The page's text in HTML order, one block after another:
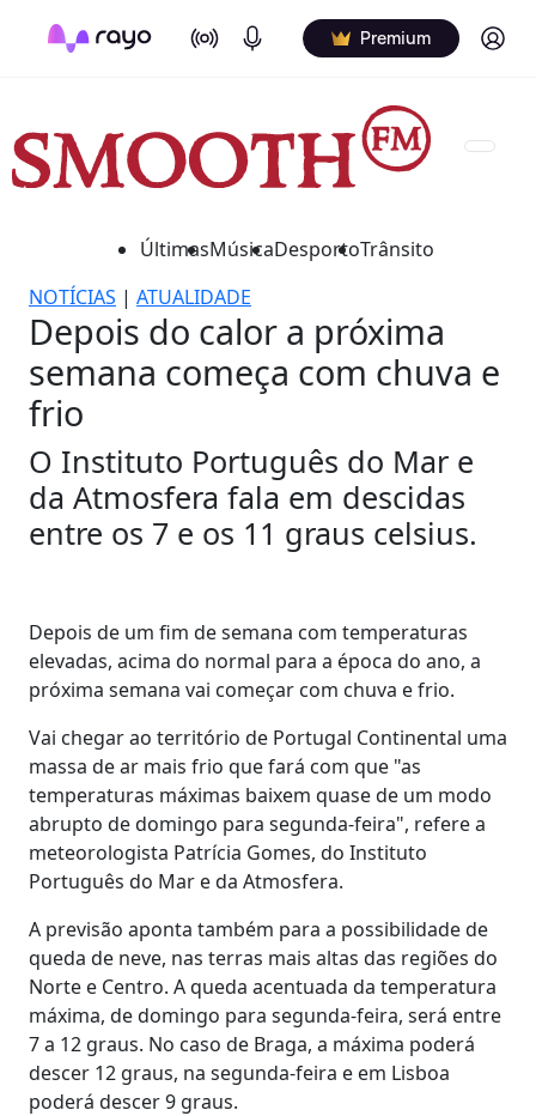
On Air Podcasts Premium Log in
ÚltimasMúsicaDesportoTrânsito
NOTÍCIAS | ATUALIDADE
Depois do calor a próxima
semana começa com chuva e
frio
O Instituto Português do Mar e
da Atmosfera fala em descidas
entre os 7 e os 11 graus celsius.
Depois de um fim de semana com temperaturas
elevadas, acima do normal para a época do ano, a
próxima semana vai começar com chuva e frio.
Vai chegar ao território de Portugal Continental uma
massa de ar mais frio que fará com que "as
temperaturas máximas baixem quase de um modo
abrupto de domingo para segunda-feira", refere a
meteorologista Patrícia Gomes, do Instituto
Português do Mar e da Atmosfera.
A previsão aponta também para a possibilidade de
queda de neve, nas terras mais altas das regiões do
Norte e Centro. A queda acentuada da temperatura
máxima, de domingo para segunda-feira, será entre
7 a 12 graus. No caso de Braga, a máxima poderá
descer 12 graus, na segunda-feira e em Lisboa
poderá descer 9 graus.